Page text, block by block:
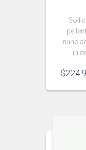
nunc
in
$